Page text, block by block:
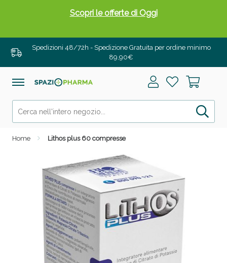
Spedizioni 48/72h - Spedizione Gratuita per ordine minimo
89,90€
Home Lithos plus 60 compresse
Scopri le offerte di Oggi
Drenanti e Pancia Piatta: Sconti fino al 55% validi
solo per OGGI!